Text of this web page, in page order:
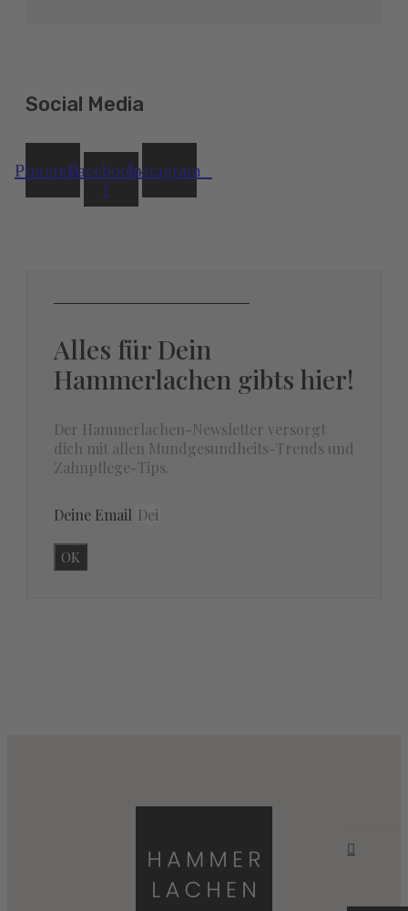
Social Media
PinterestFacebook-
f
Instagram
Alles für Dein
Hammerlachen gibts hier!
Der Hammerlachen-Newsletter versorgt
dich mit allen Mundgesundheits-Trends und
Zahnpflege-Tips.
Deine Email
OK